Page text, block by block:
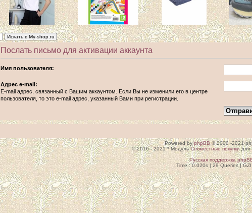
Послать письмо для активации аккаунта
Имя пользователя:
Адрес e-mail:
E-mail адрес, связанный с Вашим аккаунтом. Если Вы не изменили его в центре
пользователя, то это e-mail адрес, указанный Вами при регистрации.
Powered byphpBB© 2000 -2021
© 2016 - 2021 * МодульСовместные покупкидля
Русская поддержка
Time : 0.020s | 29 Queries |